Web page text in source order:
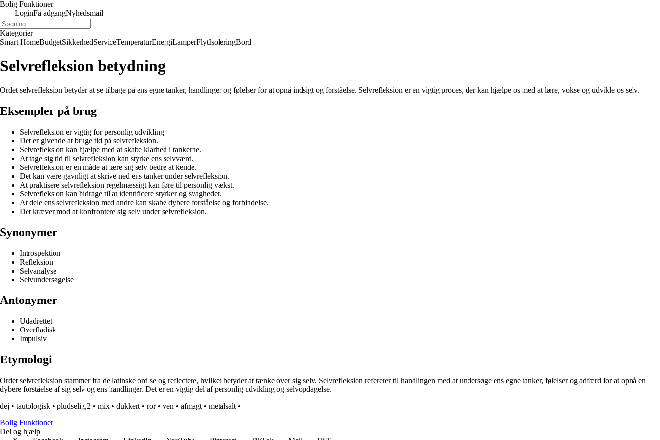
Bolig Funktioner
LoginFå adgangNyhedsmail
Kategorier
Smart HomeBudgetSikkerhedServiceTemperaturEnergiLamperFlytIsoleringBord
Selvrefleksion betydning
Ordet selvrefleksion betyder at se tilbage på ens egne tanker, handlinger og følelser for at opnå indsigt og forståelse. Selvrefleksion er en vigtig proces, der kan hjælpe os med at lære, vokse og udvikle os selv.
Eksempler på brug
Selvrefleksion er vigtig for personlig udvikling.
Det er givende at bruge tid på selvrefleksion.
Selvrefleksion kan hjælpe med at skabe klarhed i tankerne.
At tage sig tid til selvrefleksion kan styrke ens selvværd.
Selvrefleksion er en måde at lære sig selv bedre at kende.
Det kan være gavnligt at skrive ned ens tanker under selvrefleksion.
At praktisere selvrefleksion regelmæssigt kan føre til personlig vækst.
Selvrefleksion kan bidrage til at identificere styrker og svagheder.
At dele ens selvrefleksion med andre kan skabe dybere forståelse og forbindelse.
Det kræver mod at konfrontere sig selv under selvrefleksion.
Synonymer
Introspektion
Refleksion
Selvanalyse
Selvundersøgelse
Antonymer
Udadrettet
Overfladisk
Impulsiv
Etymologi
Ordet selvrefleksion stammer fra de latinske ord se og reflectere, hvilket betyder at tænke over sig selv. Selvrefleksion refererer til handlingen med at undersøge ens egne tanker, følelser og adfærd for at opnå en
dybere forståelse af sig selv og ens handlinger. Det er en vigtig del af personlig udvikling og selvopdagelse.
dej • tautologisk • pludselig,2 • mix • dukkert • ror• ven • afmagt • metalsalt •
Bolig Funktioner
Del og hjælp